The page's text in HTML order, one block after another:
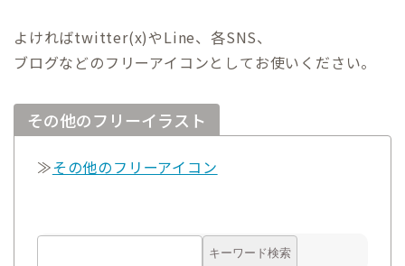
よければtwitter(x)やLine、各SNS、
ブログなどのフリーアイコンとしてお使いください。
その他のフリーイラスト
≫その他のフリーアイコン